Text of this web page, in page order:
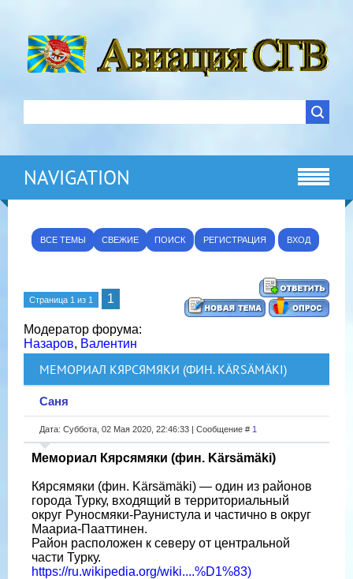
NAVIGATION
ВСЕ ТЕМЫ СВЕЖИЕ ПОИСК РЕГИСТРАЦИЯ ВХОД
Страница 1 из 1 1
Модератор форума:
Назаров, Валентин
МЕМОРИАЛ КЯРСЯМЯКИ (ФИН. KÄRSÄMÄKI)
Саня
Дата: Суббота, 02 Мая 2020, 22:46:33 | Сообщение # 1
Мемориал Кярсямяки (фин. Kärsämäki)
Кя́рсямяки (фин. Kärsämäki) — один из районов
города Турку, входящий в территориальный
округ Руносмяки-Раунистула и частично в округ
Маариа-Пааттинен.
Район расположен к северу от центральной
части Турку.
https://ru.wikipedia.org/wiki....%D1%83)